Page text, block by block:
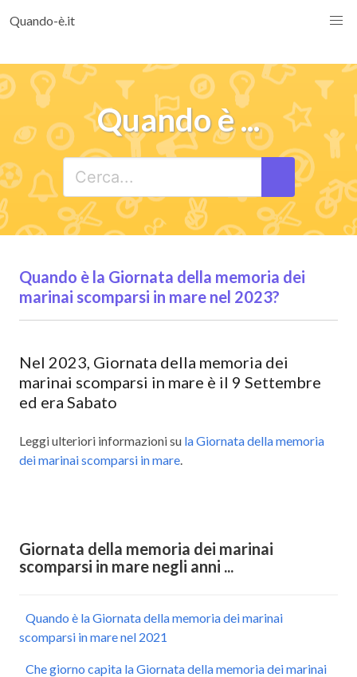
Quando-è.it
Quando è ...
Quando è la Giornata della memoria dei
marinai scomparsi in mare nel 2023?
Nel 2023, Giornata della memoria dei
marinai scomparsi in mare è il 9 Settembre
ed era Sabato
Leggi ulteriori informazioni su la Giornata della memoria
dei marinai scomparsi in mare.
Giornata della memoria dei marinai
scomparsi in mare negli anni ...
Quando è la Giornata della memoria dei marinai
scomparsi in mare nel 2021
Che giorno capita la Giornata della memoria dei marinai